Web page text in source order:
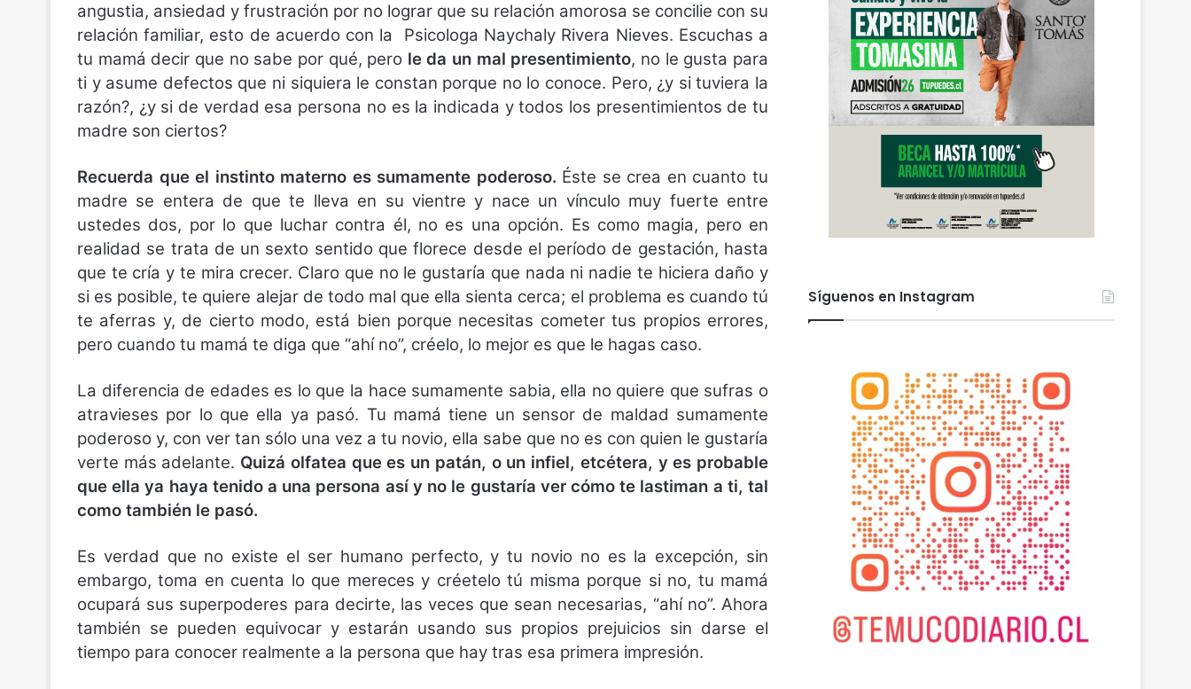
angustia, ansiedad y frustración por no lograr que su relación amorosa se concilie con su
relación familiar, esto de acuerdo con la Psicologa Naychaly Rivera Nieves. Escuchas a
tu mamá decir que no sabe por qué, pero le da un mal presentimiento, no le gusta para
ti y asume defectos que ni siquiera le constan porque no lo conoce. Pero, ¿y si tuviera la
razón?, ¿y si de verdad esa persona no es la indicada y todos los presentimientos de tu
madre son ciertos?
Recuerda que el instinto materno es sumamente poderoso. Éste se crea en cuanto tu
madre se entera de que te lleva en su vientre y nace un vínculo muy fuerte entre
ustedes dos, por lo que luchar contra él, no es una opción. Es como magia, pero en
realidad se trata de un sexto sentido que florece desde el período de gestación, hasta
que te cría y te mira crecer. Claro que no le gustaría que nada ni nadie te hiciera daño y
si es posible, te quiere alejar de todo mal que ella sienta cerca; el problema es cuando tú
te aferras y, de cierto modo, está bien porque necesitas cometer tus propios errores,
pero cuando tu mamá te diga que “ahí no”, créelo, lo mejor es que le hagas caso.
La diferencia de edades es lo que la hace sumamente sabia, ella no quiere que sufras o
atravieses por lo que ella ya pasó. Tu mamá tiene un sensor de maldad sumamente
poderoso y, con ver tan sólo una vez a tu novio, ella sabe que no es con quien le gustaría
verte más adelante. Quizá olfatea que es un patán, o un infiel, etcétera, y es probable
que ella ya haya tenido a una persona así y no le gustaría ver cómo te lastiman a ti, tal
como también le pasó.
Es verdad que no existe el ser humano perfecto, y tu novio no es la excepción, sin
embargo, toma en cuenta lo que mereces y créetelo tú misma porque si no, tu mamá
ocupará sus superpoderes para decirte, las veces que sean necesarias, “ahí no”. Ahora
también se pueden equivocar y estarán usando sus propios prejuicios sin darse el
tiempo para conocer realmente a la persona que hay tras esa primera impresión.
Síguenos en Instagram